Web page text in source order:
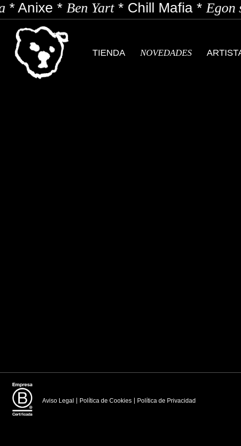
Anixe*Ben Yart*Chill Mafia*Egon
TIENDA NOVEDADES
Aviso Legal Política de Cookies Política de Privacidad